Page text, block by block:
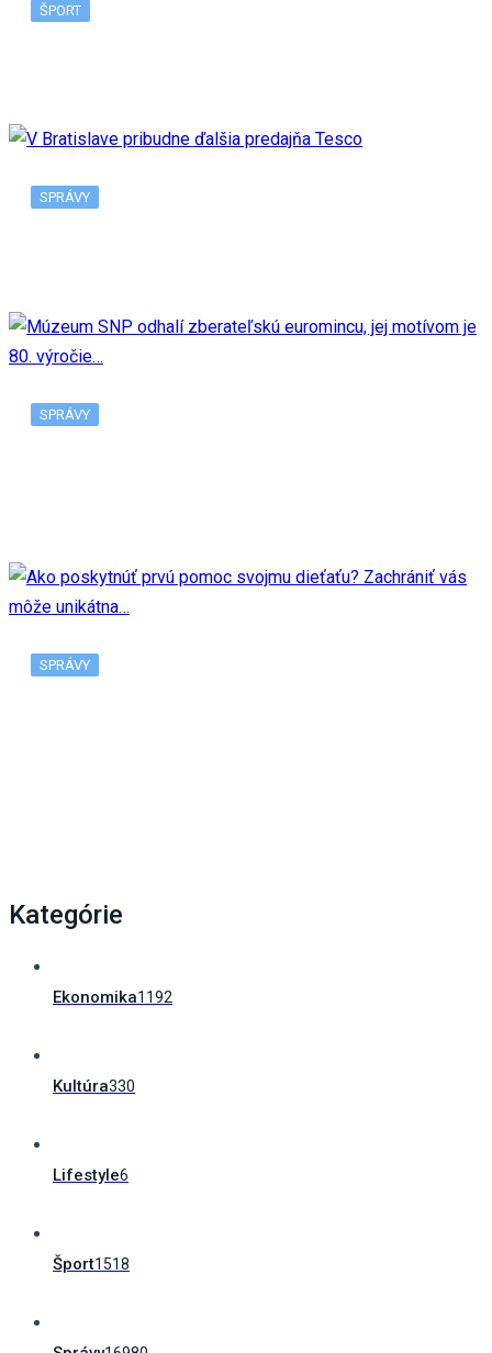
ŠPORT
SPRÁVY
SPRÁVY
SPRÁVY
Kategórie
Ekonomika1192
Kultúra330
Lifestyle6
Šport1518